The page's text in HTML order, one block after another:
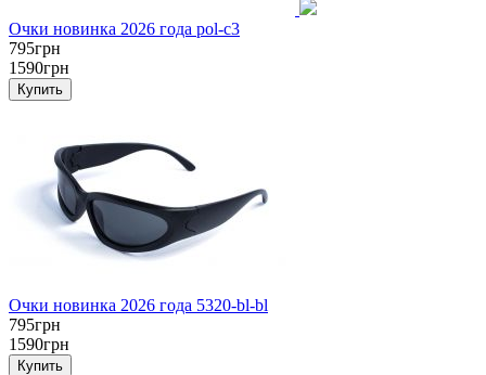
Очки новинка 2026 года pol-c3
795грн
1590грн
Очки новинка 2026 года 5320-bl-bl
795грн
1590грн